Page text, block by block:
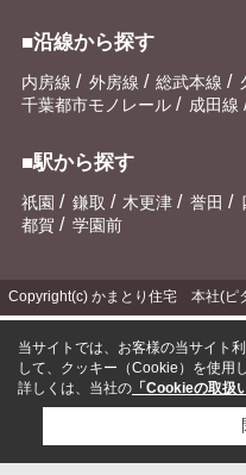
■沿線から探す
内房線 / 外房線 / 総武本線 /
千葉都市モノレール / 成田線
■駅から探す
祇園 / 鎌取 / 木更津 / 誉田 /
都賀 / 学園前
Copyright(c) かまとり住宅 本社(ピ
当サイトでは、お客様の当サイト
して、クッキー（Cookie）を使用
詳しくは、当社の 「Cookieの取扱